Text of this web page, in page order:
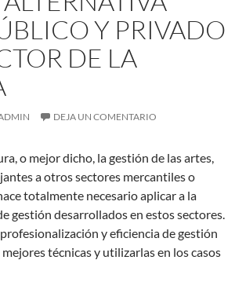
Y PRIVADO
DE LA
DEJA UN COMENTARIO
o mejor dicho, la gestión de las artes,
a otros sectores mercantiles o
totalmente necesario aplicar a la
gestión desarrollados en estos sectores.
y eficiencia de gestión
técnicas y utilizarlas en los casos